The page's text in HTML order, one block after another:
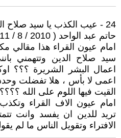
24 - عيب الكذب يا سيد صلاح الدين
حاتم عبد الواحد ( 2010 / 8 / 11 - 13:33 )
امام عيون القراء هذا مقالي
سيد صلاح الدين وتتهمني
اعمال البشر الشريرة ؟؟؟
اعمى لا بأس ، هلا تفضلت
القيت فيها اللوم على الله
امام عيون الاف القراء
تريد للدين ان يفسد وانت
الافتراء وتقويل الناس ما لم